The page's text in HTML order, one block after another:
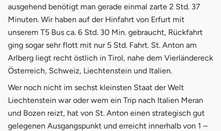
ausgehend benötigt man gerade einmal zarte 2 Std. 37
Minuten. Wir haben auf der Hinfahrt von Erfurt mit
unserem T5 Bus ca. 6 Std. 30 Min. gebraucht, Rückfahrt
ging sogar sehr flott mit nur 5 Std. Fahrt. St. Anton am
Arlberg liegt recht östlich in Tirol, nahe dem Vierländereck
Österreich, Schweiz, Liechtenstein und Italien.
Wer noch nicht im sechst kleinsten Staat der Welt
Liechtenstein war oder wem ein Trip nach Italien Meran
und Bozen reizt, hat von St. Anton einen strategisch gut
gelegenen Ausgangspunkt und erreicht innerhalb von 1 –